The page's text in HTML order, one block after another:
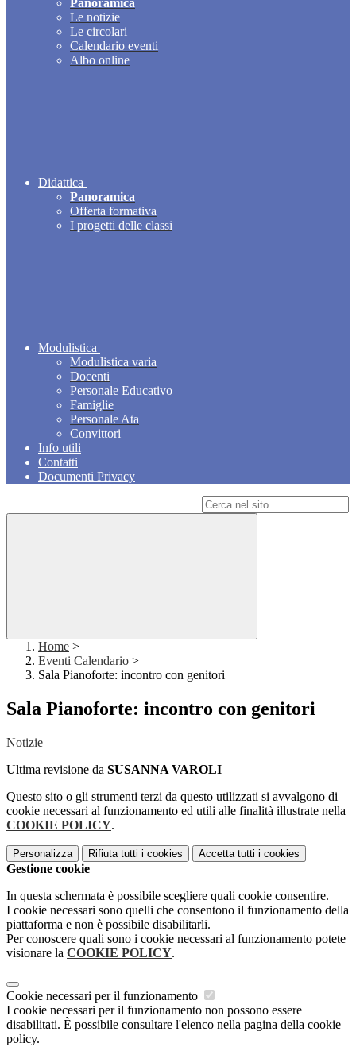
Panoramica
Le notizie
Le circolari
Calendario eventi
Albo online
Didattica
Panoramica
Offerta formativa
I progetti delle classi
Modulistica
Modulistica varia
Docenti
Personale Educativo
Famiglie
Personale Ata
Convittori
Info utili
Contatti
Documenti Privacy
Home >
Eventi Calendario >
Sala Pianoforte: incontro con genitori
Sala Pianoforte: incontro con genitori
Notizie
Ultima revisione da SUSANNA VAROLI
Questo sito o gli strumenti terzi da questo utilizzati si avvalgono di
cookie necessari al funzionamento ed utili alle finalità illustrate nella
COOKIE POLICY.
Personalizza Rifiuta tutti i cookies Accetta tutti i cookies
Gestione cookie
In questa schermata è possibile scegliere quali cookie consentire.
I cookie necessari sono quelli che consentono il funzionamento della
piattaforma e non è possibile disabilitarli.
Per conoscere quali sono i cookie necessari al funzionamento potete
visionare la COOKIE POLICY.
Cookie necessari per il funzionamento
I cookie necessari per il funzionamento non possono essere
disabilitati. È possibile consultare l'elenco nella pagina della cookie
policy.